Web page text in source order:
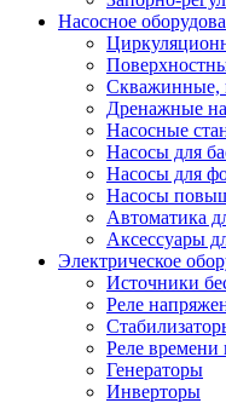
Насосное
Скважинные,
Дренажные
Насосные
Насосы для
Насосы для
Насосы
Автоматика
Аксессуары
Электрическое
Источники
Реле
Реле
Генераторы
Инверторы